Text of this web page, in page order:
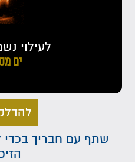
לעילוי
ים
שתף עם חבריך